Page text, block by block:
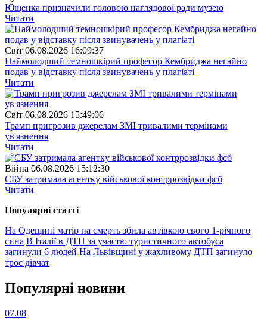
Ющенка призначили головою наглядової ради музею
Читати
Свiт 06.08.2026 16:09:37
Наймолодший темношкірий професор Кембриджа негайно
подав у відставку після звинувачень у плагіаті
Читати
Свiт 06.08.2026 15:49:06
Трамп пригрозив джерелам ЗМІ тривалими термінами
ув'язнення
Читати
Війна 06.08.2026 15:12:30
СБУ затримала агентку військової контррозвідки фсб
Читати
Популярнi статтi
На Одещині матір на смерть збила автівкою свого 1-річного
сина В Італії в ДТП за участю туристичного автобуса
загинули 6 людей На Львівщині у жахливому ДТП загинуло
троє дівчат
Популярнi новини
07.08